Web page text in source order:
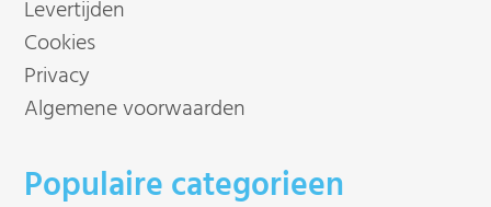
Levertijden
Cookies
Privacy
Algemene voorwaarden
Populaire categorieen